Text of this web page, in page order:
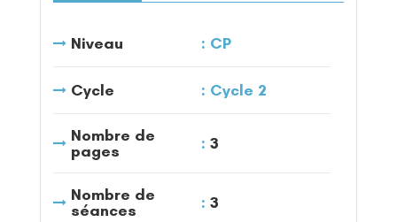
Niveau CP
Cycle Cycle 2
Nombre de
pages
3
Nombre de
séances
3